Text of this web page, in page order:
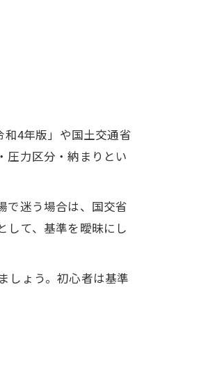
4年版」や国土交通省
圧力区分・納まりとい
で迷う場合は、国交省
して、基準を曖昧にし
しょう。初心者は基準